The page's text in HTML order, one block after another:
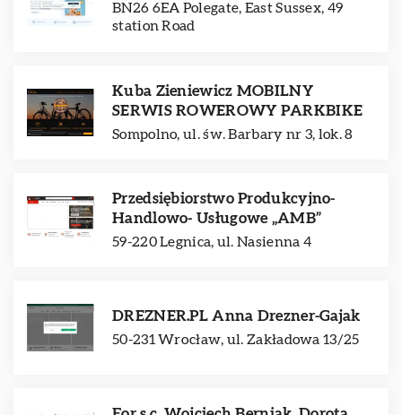
BN26 6EA Polegate, East Sussex, 49
station Road
Kuba Zieniewicz MOBILNY
SERWIS ROWEROWY PARKBIKE
Sompolno, ul. św. Barbary nr 3, lok. 8
Przedsiębiorstwo Produkcyjno-
Handlowo- Usługowe „AMB”
59-220 Legnica, ul. Nasienna 4
DREZNER.PL Anna Drezner-Gajak
50-231 Wrocław, ul. Zakładowa 13/25